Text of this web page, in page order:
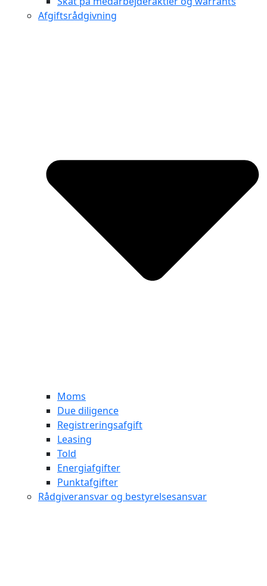
Afgiftsrådgivning
Moms
Due diligence
Registreringsafgift
Leasing
Told
Energiafgifter
Punktafgifter
Rådgiveransvar og bestyrelsesansvar